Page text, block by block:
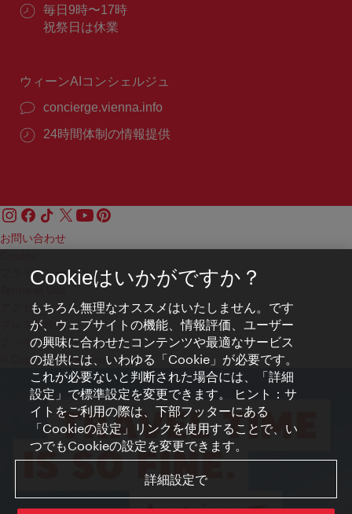
ル：
番
号：
営
業
毎日9時〜17時
祝祭日は休業
ウィーンAIコンシェルジュ
concierge.vienna.info
24時間体制の情報提供
お問い合わせ
プライバシーポリシー
アクセシビリティ
プレス連絡先
クッキーの設定
© Copyright WienTourismus
Cookieはいかがですか？
もちろん無理なオススメはいたしません。です
が、ウェブサイトの機能、情報評価、ユーザー
の興味に合わせたコンテンツや最適なサービス
の提供には、いわゆる「Cookie」が必要です。
これが必要ないと判断された場合には、「詳細
設定」で標準設定を変更できます。 ヒント：サ
イトをご利用の際は、下部フッターにある
「Cookieの設定」リンクを使用することで、い
つでもCookieの設定を変更できます。
詳細設定で